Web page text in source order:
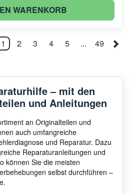
WARENKORB
1 2 3 4 5 ... 49
– mit den
und Anleitungen
an Originalteilen und
auch umfangreiche
und Reparatur. Dazu
Reparaturanleitungen und
können Sie die meisten
selbst durchführen –